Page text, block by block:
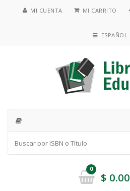
MI CUENTA MI CARRITO
ESPAÑOL
0
$ 0.00